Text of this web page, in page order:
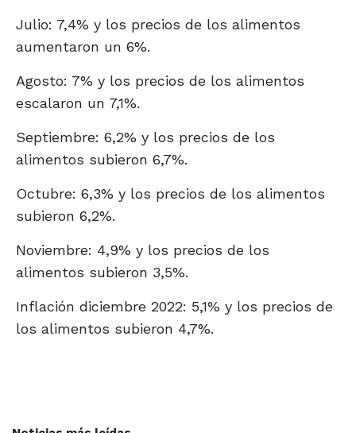
Julio: 7,4% y los precios de los alimentos
aumentaron un 6%.
Agosto: 7% y los precios de los alimentos
escalaron un 7,1%.
Septiembre: 6,2% y los precios de los
alimentos subieron 6,7%.
Octubre: 6,3% y los precios de los alimentos
subieron 6,2%.
Noviembre: 4,9% y los precios de los
alimentos subieron 3,5%.
Inflación diciembre 2022: 5,1% y los precios de
los alimentos subieron 4,7%.